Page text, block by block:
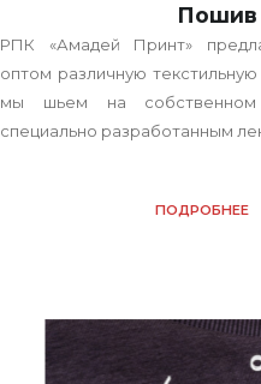
Пошив
РПК «Амадей Принт»
оптом различную
мы шьем на собственном
специально разработанным
ПОДРОБНЕЕ